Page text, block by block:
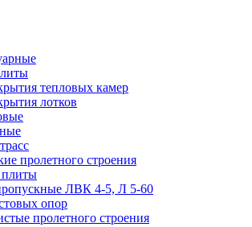
тепловых камер
лотков
пролетного строения
ЛВК 4-5, Л 5-60
опор
пролетного строения